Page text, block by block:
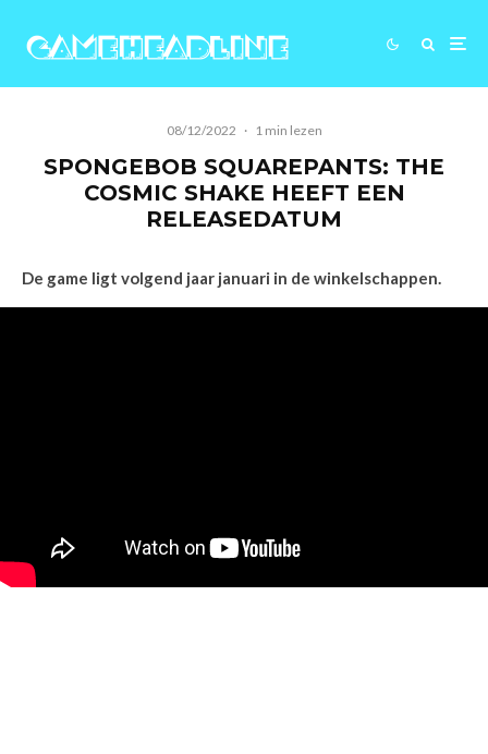
08/12/2022 · 1 min lezen
SPONGEBOB SQUAREPANTS: THE
COSMIC SHAKE HEEFT EEN
RELEASEDATUM
De game ligt volgend jaar januari in de winkelschappen.